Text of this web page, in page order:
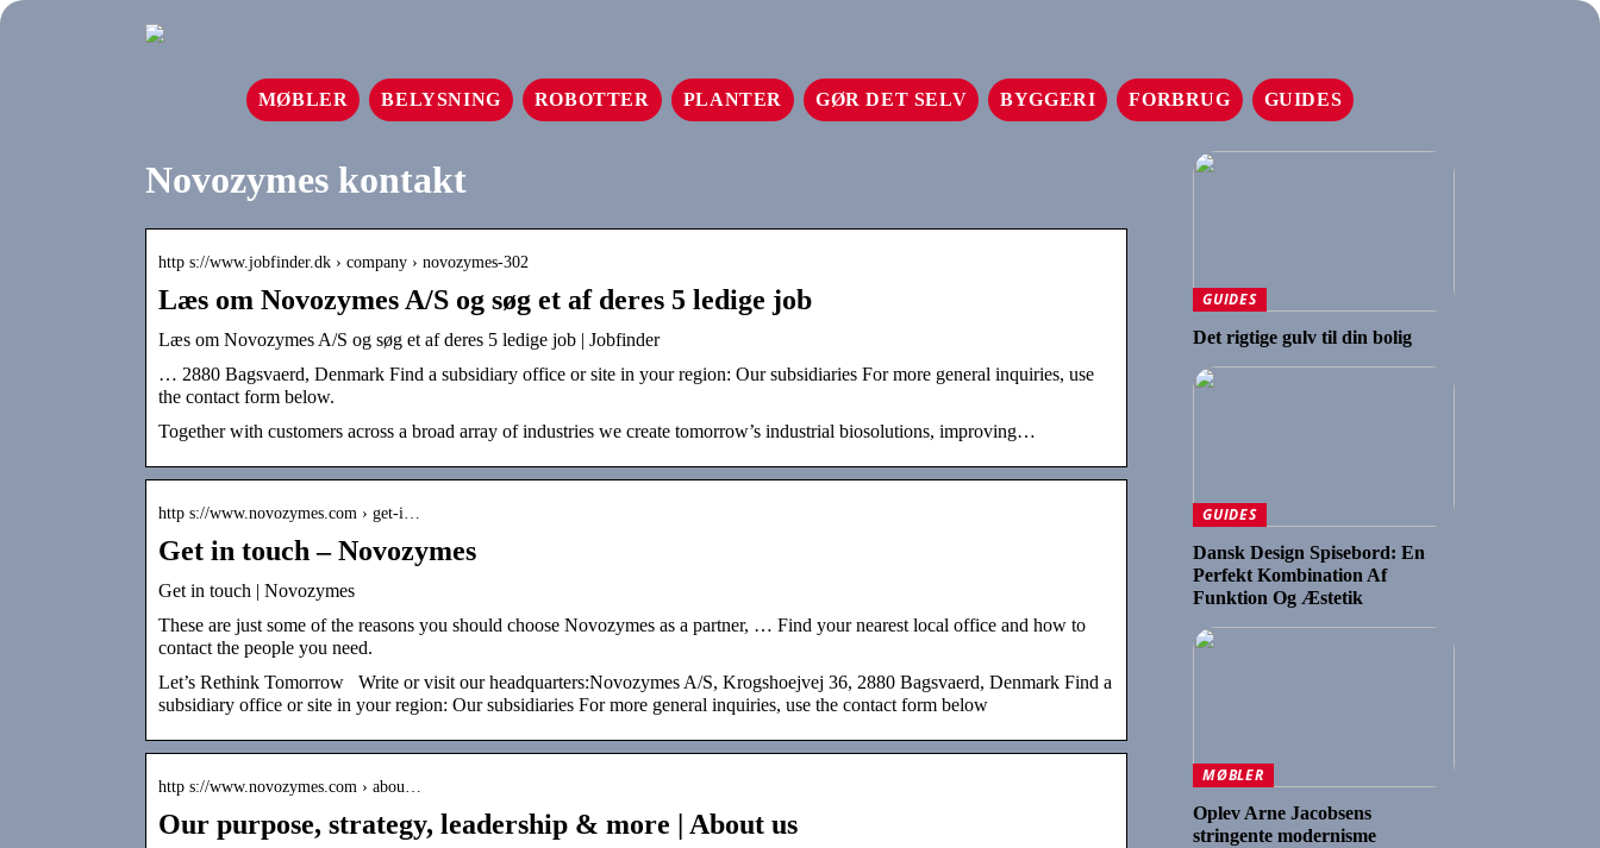
MØBLER BELYSNING ROBOTTER PLANTER GØR DET SELV BYGGERI FORBRUG GUIDES
Novozymes kontakt
http s://www.jobfinder.dk › company › novozymes-302
Læs om Novozymes A/S og søg et af deres 5 ledige job
Læs om Novozymes A/S og søg et af deres 5 ledige job | Jobfinder
… 2880 Bagsvaerd, Denmark Find a subsidiary office or site in your region: Our subsidiaries For more general inquiries, use
the contact form below.
Together with customers across a broad array of industries we create tomorrow’s industrial biosolutions, improving…
http s://www.novozymes.com › get-i…
Get in touch – Novozymes
Get in touch | Novozymes
These are just some of the reasons you should choose Novozymes as a partner, … Find your nearest local office and how to
contact the people you need.
Let’s Rethink Tomorrow Write or visit our headquarters:Novozymes A/S, Krogshoejvej 36, 2880 Bagsvaerd, Denmark Find a
subsidiary office or site in your region: Our subsidiaries For more general inquiries, use the contact form below
http s://www.novozymes.com › abou…
Our purpose, strategy, leadership & more | About us
GUIDES
Det rigtige gulv til din bolig
GUIDES
Dansk Design Spisebord: En
Perfekt Kombination Af
Funktion Og Æstetik
MØBLER
Oplev Arne Jacobsens
stringente modernisme